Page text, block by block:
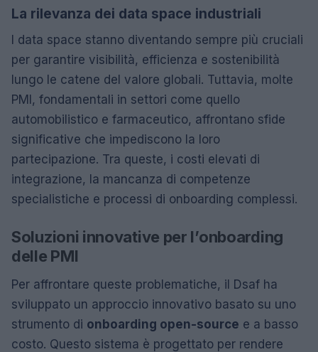
La rilevanza dei data space industriali
I data space stanno diventando sempre più cruciali
per garantire visibilità, efficienza e sostenibilità
lungo le catene del valore globali. Tuttavia, molte
PMI, fondamentali in settori come quello
automobilistico e farmaceutico, affrontano sfide
significative che impediscono la loro
partecipazione. Tra queste, i costi elevati di
integrazione, la mancanza di competenze
specialistiche e processi di onboarding complessi.
Soluzioni innovative per l’onboarding
delle PMI
Per affrontare queste problematiche, il Dsaf ha
sviluppato un approccio innovativo basato su uno
strumento di onboarding open-source e a basso
costo. Questo sistema è progettato per rendere